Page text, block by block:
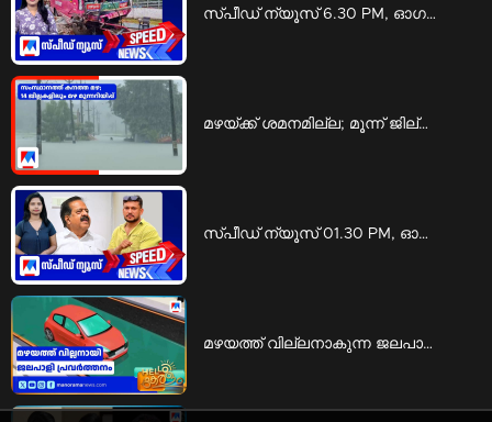
സ്പീഡ് ന്യൂസ് 6.30 PM, ഓഗസ്റ്റ് 06, 2026 | Speed News
മഴയ്ക്ക് ശമനമില്ല; മൂന്ന് ജില്ലകളിൽ റെഡ് അലർട്ട് | Rain
സ്പീഡ് ന്യൂസ് 01.30 PM, ഓഗസ്റ്റ് 06, 2026 | Speed News
മഴയത്ത് വില്ലനാകുന്ന ജലപാളി പ്രവര്‍ത്തനം; അപകടത്തില്‍ പെടാതിരിക്കാന്‍ എന്ത് ചെയ്യാം | Rain accidents